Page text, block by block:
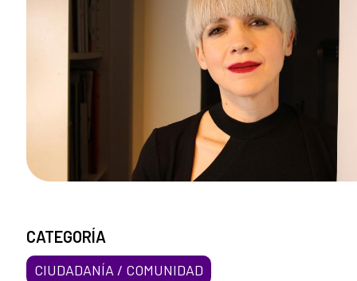
CATEGORÍA
CIUDADANÍA / COMUNIDAD